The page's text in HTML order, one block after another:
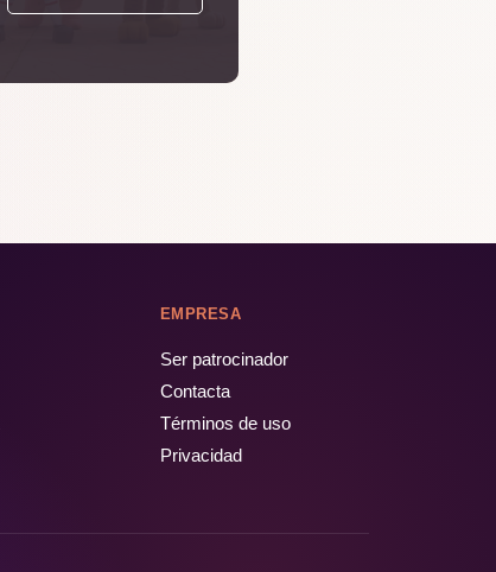
EMPRESA
Ser patrocinador
Contacta
Términos de uso
Privacidad